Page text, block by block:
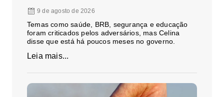
9 de agosto de 2026
Temas como saúde, BRB, segurança e educação
foram criticados pelos adversários, mas Celina
disse que está há poucos meses no governo.
Leia mais...